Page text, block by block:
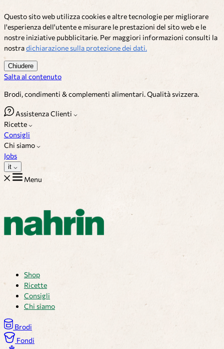
Questo sito web utilizza cookies e altre tecnologie per migliorare
l'esperienza dell'utente e misurare le prestazioni del sito web e le
nostre iniziative pubblicitarie. Per maggiori informazioni consulti la
nostradichiarazione sulla protezione dei dati.
Chiudere
Salta al contenuto
Brodi, condimenti & complementi alimentari. Qualità svizzera.
Assistenza Clienti
Ricette
Consigli
Chi siamo
Jobs
it
Menu
Shop
Ricette
Consigli
Chi siamo
Brodi
Fondi